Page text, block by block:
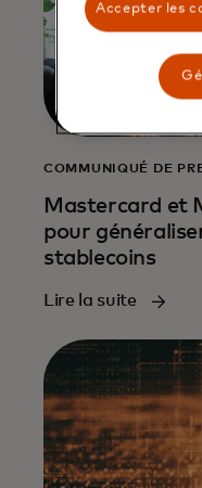
COMMUNIQUÉ DE
Mastercard et
pour
stablecoins
Lire la suite
Accepter les